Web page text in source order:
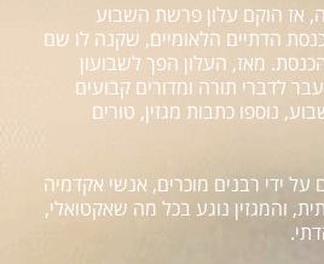
לפני 25 שנה, אז הוקם עלון פרשת השבוע
הדתיים הלאומיים, שקנה לו שם
מאז, העלון הפך לשבועון
לדברי תורה ומדורים קבועים
נוספו כתבות מגזין, טורים
על ידי רבנים מוכרים, אנשי אקדמיה
והמגזין נוגע בכל מה שאקטואלי,